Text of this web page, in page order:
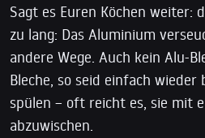
Sagt es Euren Köchen weiter:
zu lang: Das Aluminium
andere Wege. Auch kein Alu-
Bleche, so seid einfach
spülen – oft reicht es, sie mit
abzuwischen.